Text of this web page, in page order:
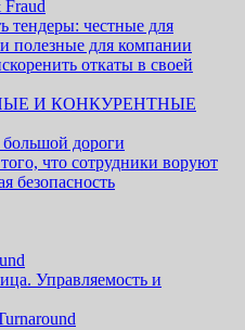
тендеры: честные для
полезные для компании
откаты в своей
И КОНКУРЕНТНЫЕ
дороги
что сотрудники воруют
безопасность
Управляемость и